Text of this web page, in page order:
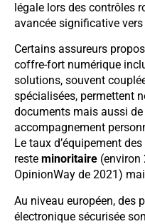
légale lors des contrôles
avancée significative
Certains assureurs
coffre-fort numérique
solutions, souvent
spécialisées, permettent
documents mais aussi de
accompagnement
Le taux d’équipement
reste minoritaire (environ
OpinionWay de 2021)
Au niveau européen, des
électronique sécurisée